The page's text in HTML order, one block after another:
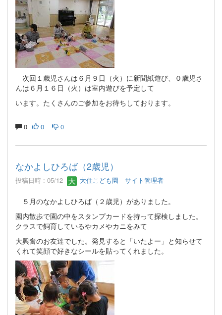
次回１歳児さんは６月９日（火）に新聞紙遊び、０歳児さ
んは６月１６日（火）は室内遊びを予定して
います。たくさんのご参加をお待ちしております。
0 0 0
なかよしひろば（2歳児）
投稿日時 : 05/12 大住こども園 サイト管理者
５月のなかよしひろば（２歳児）がありました。
園内散歩で園の中をスタンプカードを持って探検しました。
クラスで飼育しているやカメやカニをみて
大興奮のお友達でした。発見すると「いたよー」と知らせて
くれて笑顔で好きなシールを貼ってくれました。